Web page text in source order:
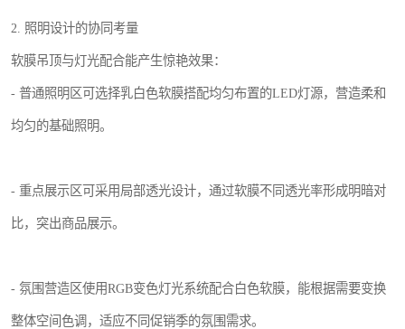
2. 照明设计的协同考量
软膜吊顶与灯光配合能产生惊艳效果：
- 普通照明区可选择乳白色软膜搭配均匀布置的LED灯源，营造柔和
均匀的基础照明。
- 重点展示区可采用局部透光设计，通过软膜不同透光率形成明暗对
比，突出商品展示。
- 氛围营造区使用RGB变色灯光系统配合白色软膜，能根据需要变换
整体空间色调，适应不同促销季的氛围需求。